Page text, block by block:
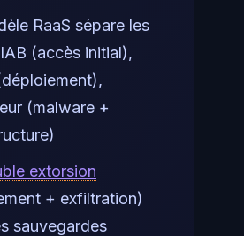
RaaS sépare les
(accès initial),
(malware +
extorsion
+ exfiltration)
sauvegardes